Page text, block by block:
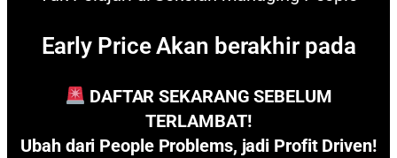
Early Price Akan berakhir pada
DAFTAR SEKARANGSEBELUM
TERLAMBAT!
Ubah dari People Problems, jadi Profit Driven!